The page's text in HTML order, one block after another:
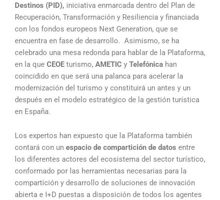
Destinos (PID), iniciativa enmarcada dentro del Plan de
Recuperación, Transformación y Resiliencia y financiada
con los fondos europeos Next Generation, que se
encuentra en fase de desarrollo. Asimismo, se ha
celebrado una mesa redonda para hablar de la Plataforma,
en la que CEOE turismo, AMETIC y Telefónica han
coincidido en que será una palanca para acelerar la
modernización del turismo y constituirá un antes y un
después en el modelo estratégico de la gestión turística
en España.
Los expertos han expuesto que la Plataforma también
contará con un espacio de compartición de datos entre
los diferentes actores del ecosistema del sector turístico,
conformado por las herramientas necesarias para la
compartición y desarrollo de soluciones de innovación
abierta e I+D puestas a disposición de todos los agentes